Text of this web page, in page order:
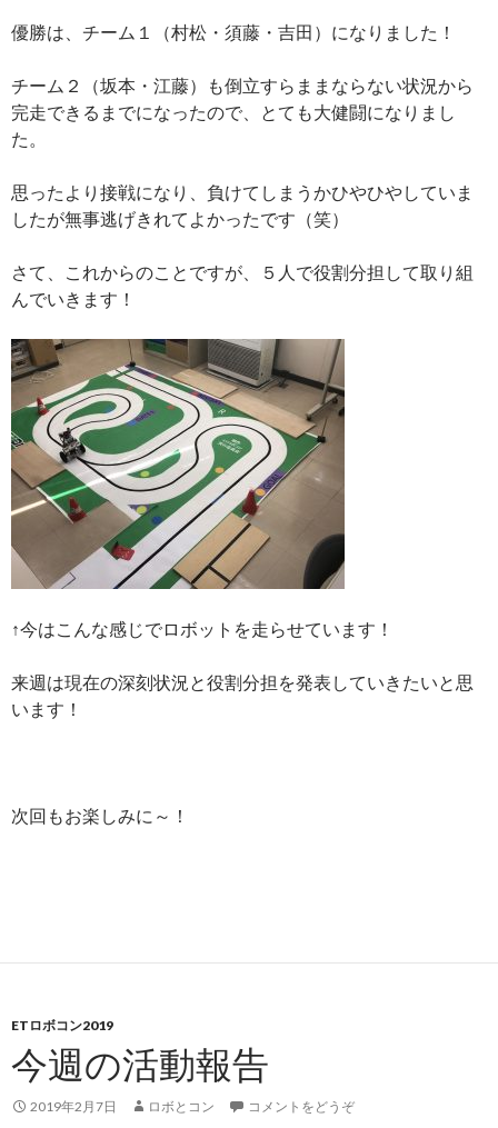
優勝は、チーム１（村松・須藤・吉田）になりました！
チーム２（坂本・江藤）も倒立すらままならない状況から
完走できるまでになったので、とても大健闘になりまし
た。
思ったより接戦になり、負けてしまうかひやひやしていま
したが無事逃げきれてよかったです（笑）
さて、これからのことですが、５人で役割分担して取り組
んでいきます！
↑今はこんな感じでロボットを走らせています！
来週は現在の深刻状況と役割分担を発表していきたいと思
います！
次回もお楽しみに～！
ETロボコン2019
今週の活動報告
2019年2月7日 ロボとコン コメントをどうぞ